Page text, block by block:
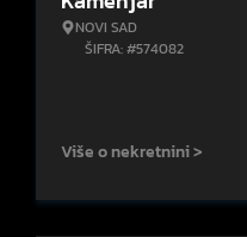
NOVI SAD
ŠIFRA: #574082
Više o nekretnini >